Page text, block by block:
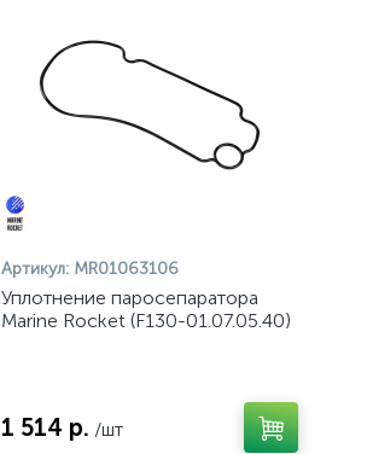
Артикул: MR01063106
Уплотнение паросепаратора
Marine Rocket (F130-01.07.05.40)
1 514 р. /шт